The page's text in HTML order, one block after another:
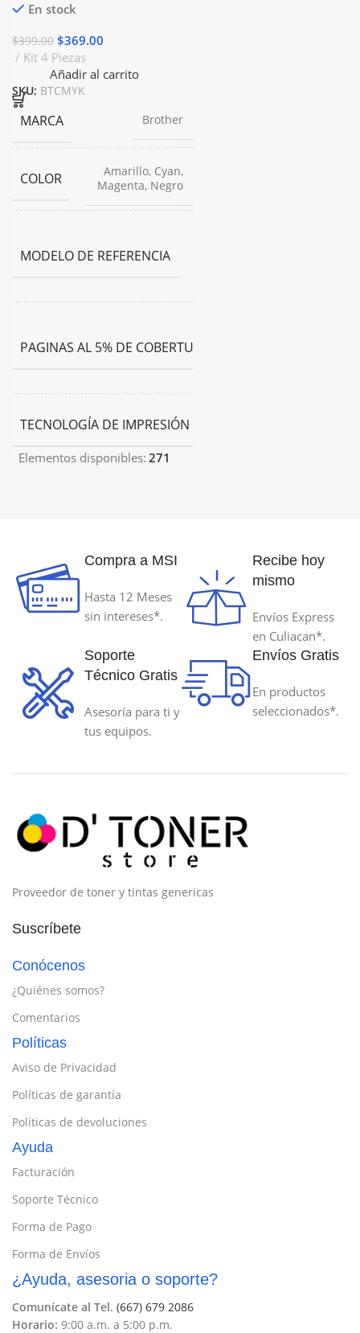
En stock
$399.00 $369.00
Kit 4 Piezas
Añadir al carrito
SKU: BTCMYK
MARCA Brother
COLOR
Amarillo, Cyan,
Magenta, Negro
MODELO DE REFERENCIA
PAGINAS AL 5% DE COBERTURA
TECNOLOGÍA DE IMPRESIÓN
Elementos disponibles: 271
Compra a MSI
Hasta 12 Meses
sin intereses*.
Recibe hoy
mismo
Envíos Express
en Culiacan*.
Soporte
Técnico Gratis
Asesoría para ti y
tus equipos.
Envíos Gratis
En productos
seleccionados*.
Proveedor de toner y tintas genericas
Suscríbete
Conócenos
¿Quiénes somos?
Comentarios
Políticas
Aviso de Privacidad
Políticas de garantía
Políticas de devoluciones
Ayuda
Facturación
Soporte Técnico
Forma de Pago
Forma de Envíos
¿Ayuda, asesoria o soporte?
Comunícate al Tel. (667) 679 2086
Horario: 9:00 a.m. a 5:00 p.m.